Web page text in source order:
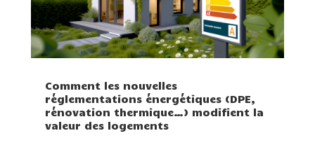
Comment les nouvelles
réglementations énergétiques (DPE,
rénovation thermique…) modifient la
valeur des logements